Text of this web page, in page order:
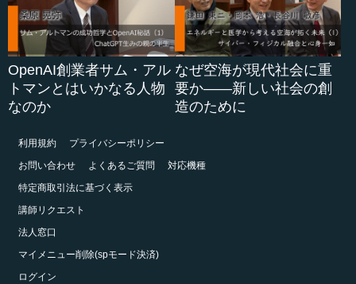
OpenAI創業者サム・アル
トマンとはいかなる人物
なのか
なぜ空海が現代社会に重
要か――新しい社会の創
造のために
利用規約
プライバシーポリシー
お問い合わせ
よくあるご質問
対応機種
特定商取引法に基づく表示
講師リクエスト
法人窓口
マイメニュー削除(spモード決済)
ログイン